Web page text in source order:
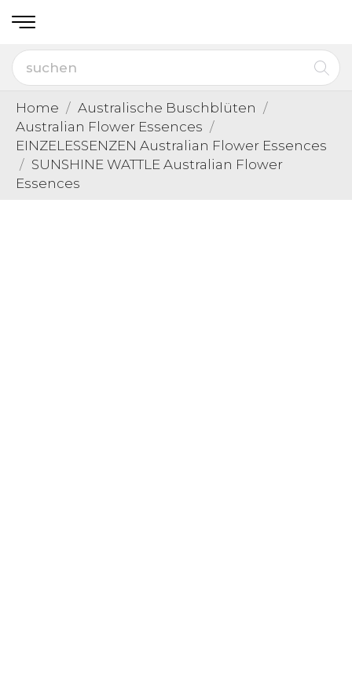
Home
Australische Buschblüten
Australian Flower Essences
EINZELESSENZEN Australian Flower Essences
SUNSHINE WATTLE Australian Flower
Essences